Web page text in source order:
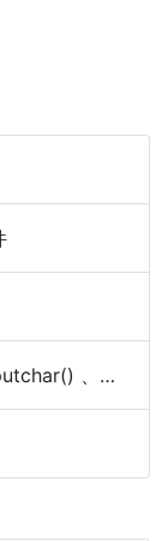
scanf() 、printf())